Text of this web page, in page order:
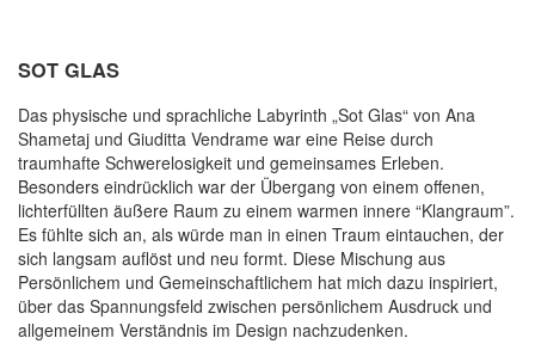
SOT GLAS
Das physische und sprachliche Labyrinth „Sot Glas“ von Ana
Shametaj und Giuditta Vendrame war eine Reise durch
traumhafte Schwerelosigkeit und gemeinsames Erleben.
Besonders eindrücklich war der Übergang von einem offenen,
lichterfüllten äußere Raum zu einem warmen innere “Klangraum”.
Es fühlte sich an, als würde man in einen Traum eintauchen, der
sich langsam auflöst und neu formt. Diese Mischung aus
Persönlichem und Gemeinschaftlichem hat mich dazu inspiriert,
über das Spannungsfeld zwischen persönlichem Ausdruck und
allgemeinem Verständnis im Design nachzudenken.